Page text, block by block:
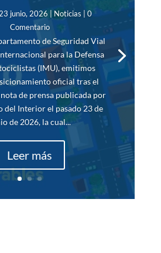
23 junio, 2026 Noticias | 0
Comentario
de Seguridad Vial
para la Defensa
(IMU), emitimos
oficial tras el
de prensa publicada por
del Interior el pasado 23 de
de 2026, la cual...
Leer más